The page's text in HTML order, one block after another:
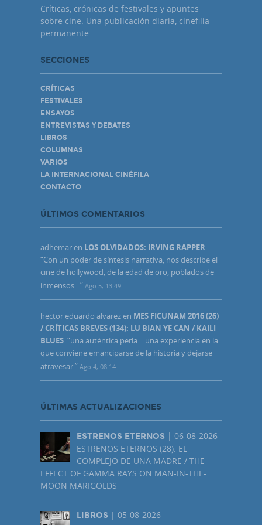
Críticas, crónicas de festivales y apuntes
sobre cine. Una publicación diaria, cinefilia
permanente.
SECCIONES
CRÍTICAS
FESTIVALES
ENSAYOS
ENTREVISTAS Y DEBATES
LIBROS
COLUMNAS
VARIOS
LA INTERNACIONAL CINÉFILA
CONTACTO
ÚLTIMOS COMENTARIOS
adhemar en LOS OLVIDADOS: IRVING RAPPER:
“Con un poder de síntesis narrativa, nos describe el
cine de hollywood, de la edad de oro, poblados de
inmensos…” Ago 5, 13:49
hector eduardo alvarez en MES FICUNAM 2016 (26)
/ CRÍTICAS BREVES (134): LU BIAN YE CAN / KAILI
BLUES: “una auténtica perla… una experiencia en la
que conviene emanciparse de la historia y dejarse
atravesar.” Ago 4, 08:14
ÚLTIMAS ACTUALIZACIONES
ESTRENOS ETERNOS | 06-08-2026
ESTRENOS ETERNOS (28): EL
COMPLEJO DE UNA MADRE / THE
EFFECT OF GAMMA RAYS ON MAN-IN-THE-
MOON MARIGOLDS
LIBROS | 05-08-2026